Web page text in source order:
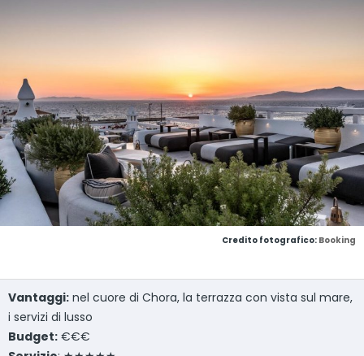
Credito fotografico: Booking
Vantaggi: nel cuore di Chora, la terrazza con vista sul mare,
i servizi di lusso
Budget: €€€